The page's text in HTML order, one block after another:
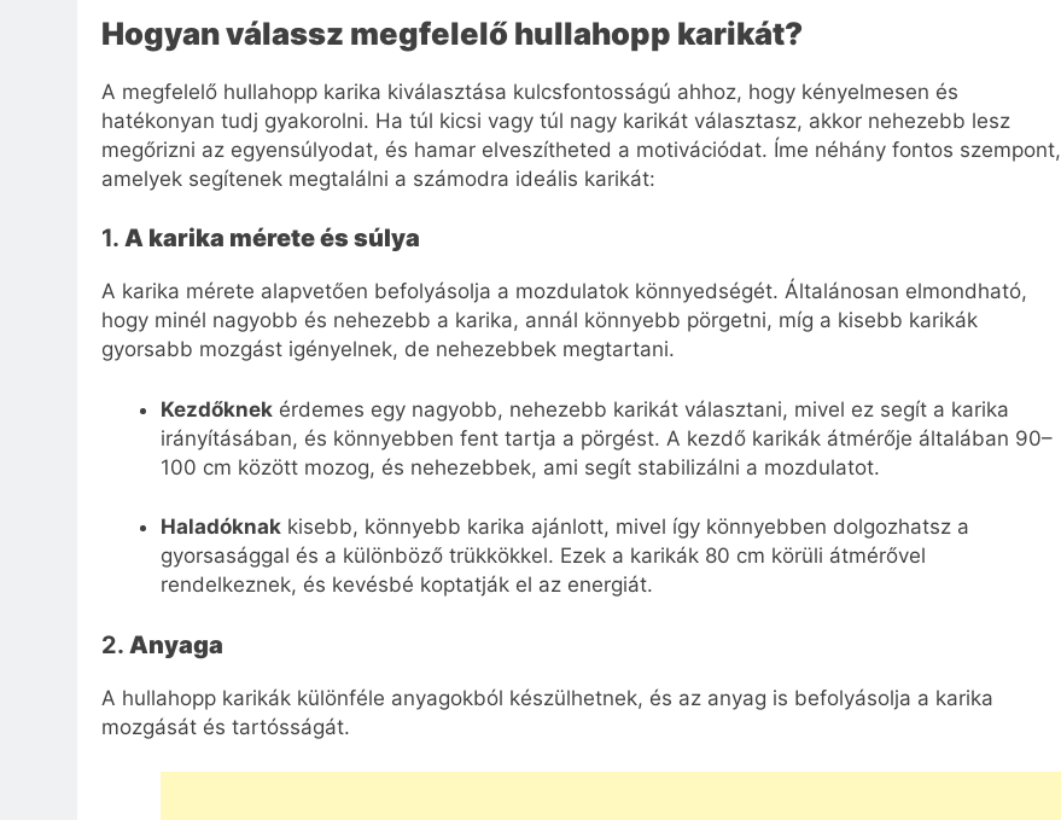
Hogyan válassz megfelelő hullahopp karikát?
A megfelelő hullahopp karika kiválasztása kulcsfontosságú ahhoz, hogy kényelmesen és
hatékonyan tudj gyakorolni. Ha túl kicsi vagy túl nagy karikát választasz, akkor nehezebb lesz
megőrizni az egyensúlyodat, és hamar elveszítheted a motivációdat. Íme néhány fontos szempont,
amelyek segítenek megtalálni a számodra ideális karikát:
1. A karika mérete és súlya
A karika mérete alapvetően befolyásolja a mozdulatok könnyedségét. Általánosan elmondható,
hogy minél nagyobb és nehezebb a karika, annál könnyebb pörgetni, míg a kisebb karikák
gyorsabb mozgást igényelnek, de nehezebbek megtartani.
Kezdőknekérdemes egy nagyobb, nehezebb karikát választani, mivel ez segít a karika
irányításában, és könnyebben fent tartja a pörgést. A kezdő karikák átmérője általában 90–
100 cm között mozog, és nehezebbek, ami segít stabilizálni a mozdulatot.
Haladóknakkisebb, könnyebb karika ajánlott, mivel így könnyebben dolgozhatsz a
gyorsasággal és a különböző trükkökkel. Ezek a karikák 80 cm körüli átmérővel
rendelkeznek, és kevésbé koptatják el az energiát.
2. Anyaga
A hullahopp karikák különféle anyagokból készülhetnek, és az anyag is befolyásolja a karika
mozgását és tartósságát.